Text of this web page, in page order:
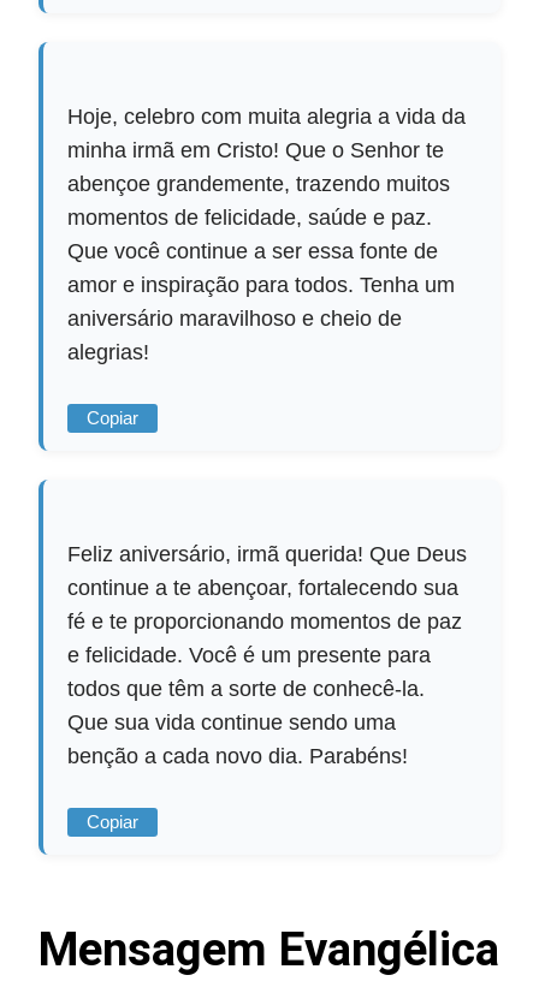
Hoje, celebro com muita alegria a vida da
minha irmã em Cristo! Que o Senhor te
abençoe grandemente, trazendo muitos
momentos de felicidade, saúde e paz.
Que você continue a ser essa fonte de
amor e inspiração para todos. Tenha um
aniversário maravilhoso e cheio de
alegrias!
Copiar
Feliz aniversário, irmã querida! Que Deus
continue a te abençoar, fortalecendo sua
fé e te proporcionando momentos de paz
e felicidade. Você é um presente para
todos que têm a sorte de conhecê-la.
Que sua vida continue sendo uma
benção a cada novo dia. Parabéns!
Copiar
Mensagem Evangélica